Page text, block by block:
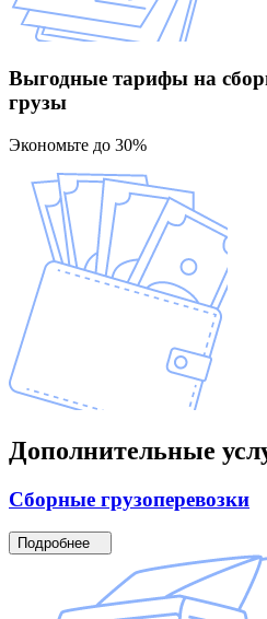
Выгодные тарифы на
грузы
Экономьте до 30%
Дополнительные
Сборные грузоперевозки
Подробнее